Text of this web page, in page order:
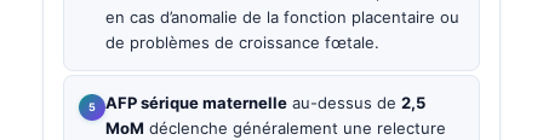
en cas d’anomalie de la fonction placentaire ou
de problèmes de croissance fœtale.
AFP sérique maternelle au-dessus de 2,5
MoM déclenche généralement une relecture